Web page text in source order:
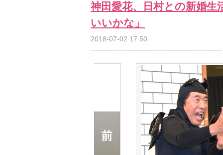
神田愛花、日村との新婚
いいかな」
2018-07-02 17:50